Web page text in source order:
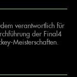
verantwortlich für
der Final4
Meisterschaften.